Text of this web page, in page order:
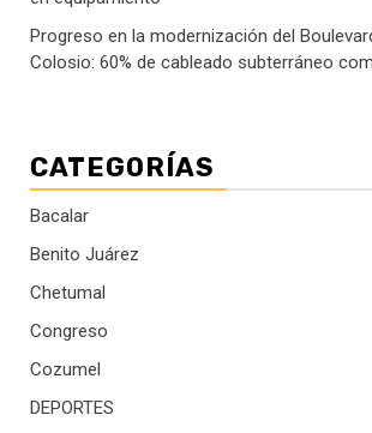
Progreso en la modernización del
Colosio: 60% de cableado subterráneo
CATEGORÍAS
Bacalar
Benito Juárez
Chetumal
Congreso
Cozumel
DEPORTES